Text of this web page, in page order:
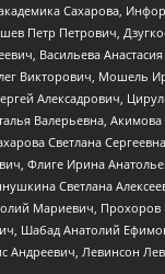
Сахарова,
Петр Петрович,
Васильева
Викторович, Мошель
Алексадрович,
Валерьевна,
Светлана
Флиге Ирина
Светлана
Мариевич,
Шабад Анатолий
Андреевич, Левинсон